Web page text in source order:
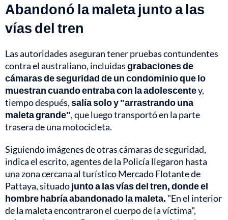
Abandonó la maleta junto a las
vías del tren
Las autoridades aseguran tener pruebas contundentes
contra el australiano, incluidasgrabaciones de
cámaras de seguridad de un condominio que lo
muestran cuando entraba con la adolescentey,
tiempo después,salía solo y "arrastrando una
maleta grande", que luego transportó en la parte
trasera de una motocicleta.
Siguiendo imágenes de otras cámaras de seguridad,
indica el escrito, agentes de la Policía llegaron hasta
una zona cercana al turístico Mercado Flotante de
Pattaya, situadojunto a las vías del tren, donde el
hombre habría abandonado la maleta. "En el interior
de la maleta encontraron el cuerpo de la víctima",